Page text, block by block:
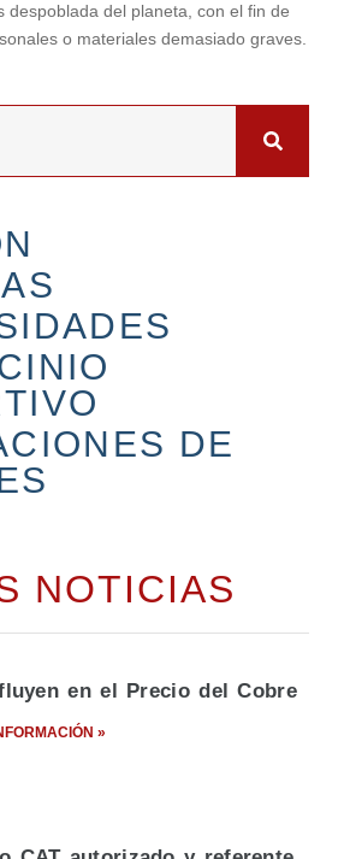
DE
NOTICIAS
en el Precio del Cobre
»
despoblada del planeta, con el fin de
o materiales demasiado graves.